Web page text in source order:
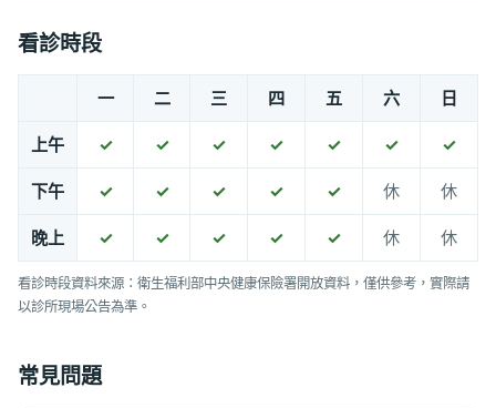
看診時段
一 二 三 四 五 六 日
上午 ✓ ✓ ✓ ✓ ✓ ✓ ✓
下午 ✓ ✓ ✓ ✓ ✓ 休 休
晚上 ✓ ✓ ✓ ✓ ✓ 休 休
看診時段資料來源：衛生福利部中央健康保險署開放資料，僅供參考，實際請
以診所現場公告為準。
常見問題